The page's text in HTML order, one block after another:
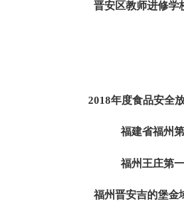
晋安区教师进修学
2018年度食品安全
福建省福州
福州王庄第
福州晋安吉的堡金